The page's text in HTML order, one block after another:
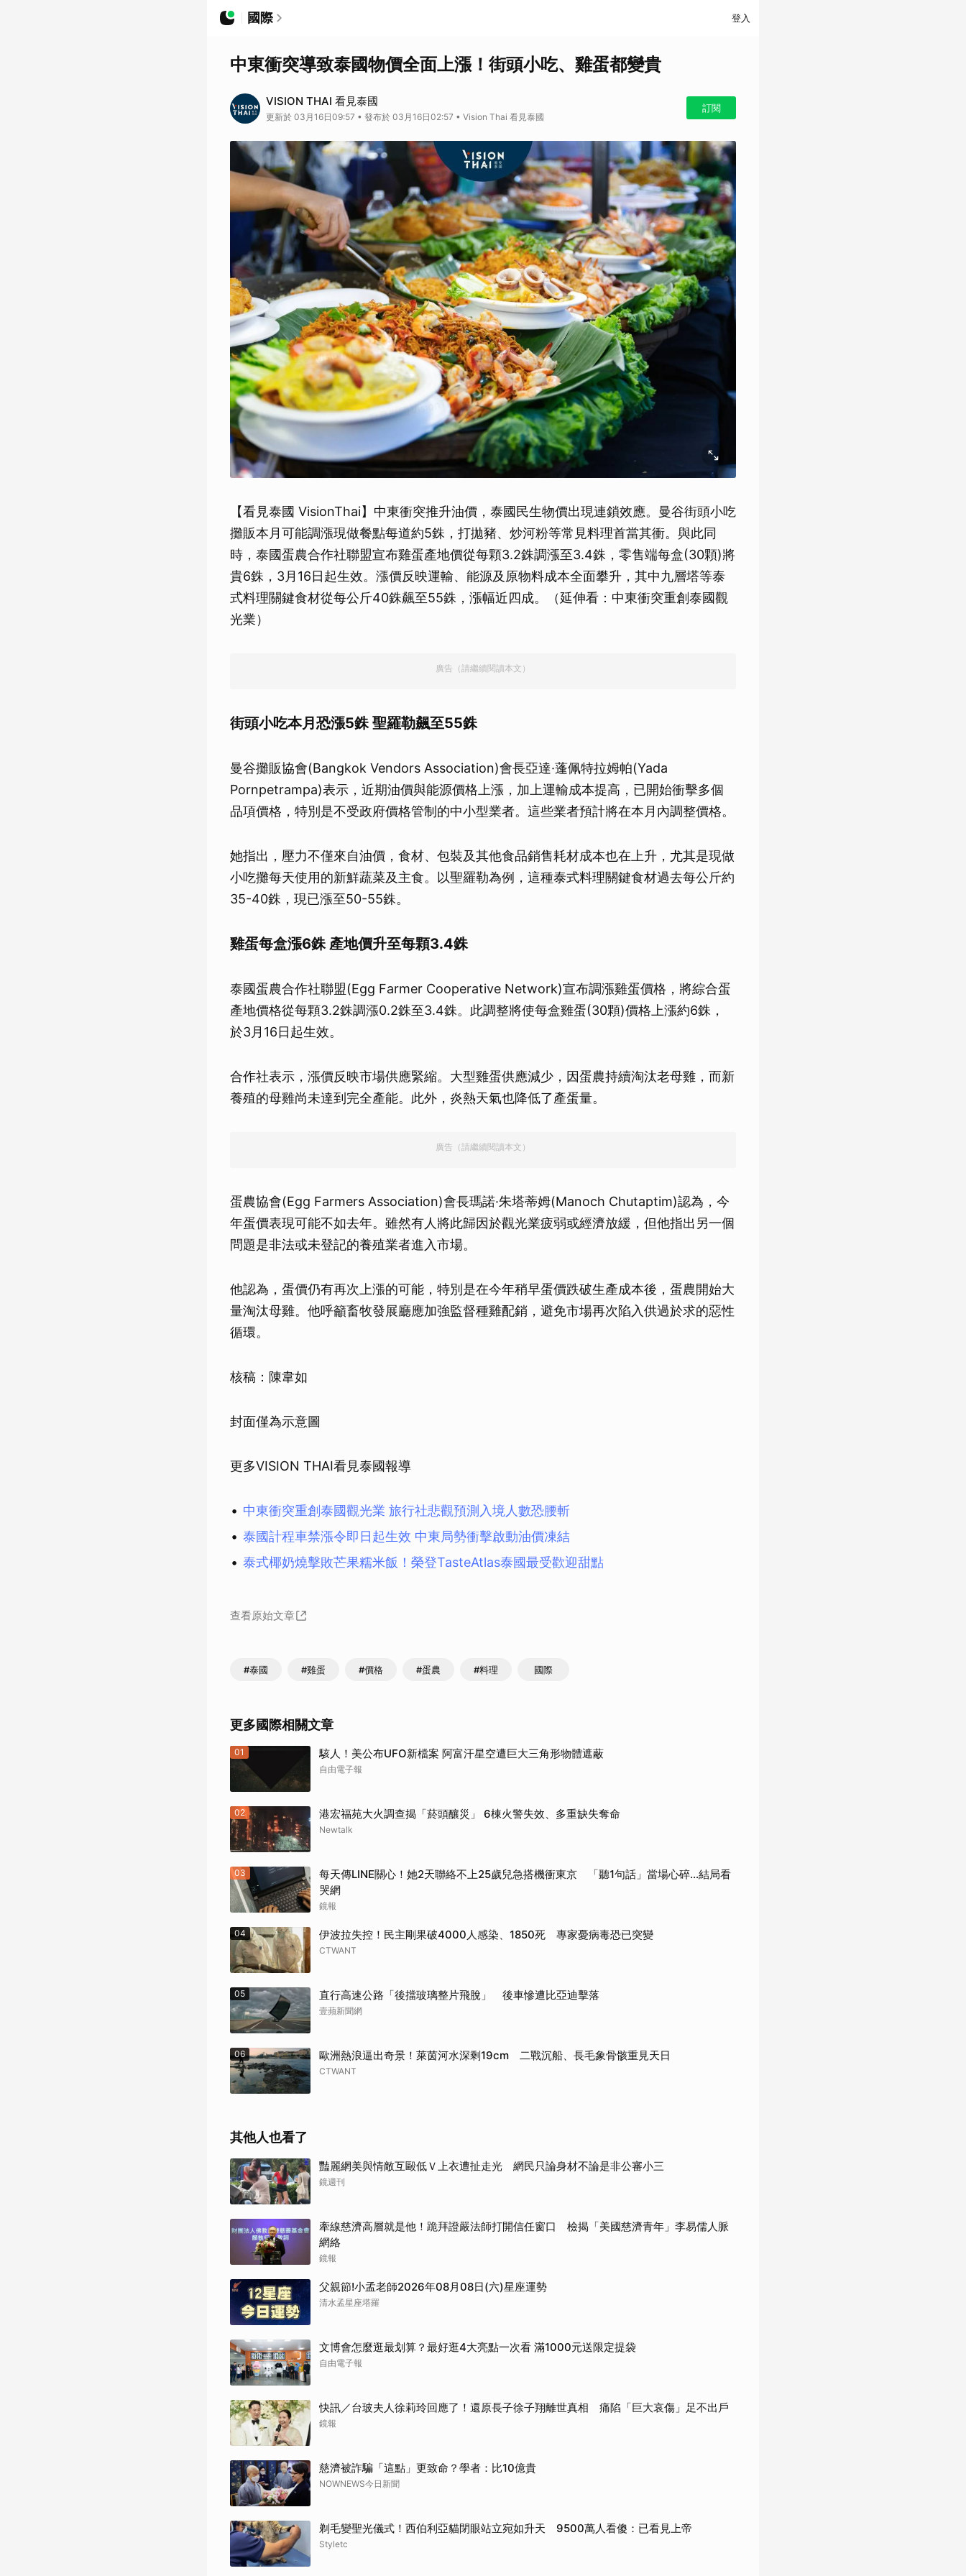
國際 登入
中東衝突導致泰國物價全面上漲！街頭小吃、雞蛋都變貴
VISION THAI 看見泰國
更新於 03月16日09:57 • 發布於 03月16日02:57 • Vision Thai 看見泰國
訂閱
【看見泰國 VisionThai】中東衝突推升油價，泰國民生物價出現連鎖效應。曼谷街頭小吃
攤販本月可能調漲現做餐點每道約5銖，打拋豬、炒河粉等常見料理首當其衝。與此同
時，泰國蛋農合作社聯盟宣布雞蛋產地價從每顆3.2銖調漲至3.4銖，零售端每盒(30顆)將
貴6銖，3月16日起生效。漲價反映運輸、能源及原物料成本全面攀升，其中九層塔等泰
式料理關鍵食材從每公斤40銖飆至55銖，漲幅近四成。（延伸看：中東衝突重創泰國觀
光業）
廣告（請繼續閱讀本文）
街頭小吃本月恐漲5銖 聖羅勒飆至55銖
曼谷攤販協會(Bangkok Vendors Association)會長亞達·蓬佩特拉姆帕(Yada
Pornpetrampa)表示，近期油價與能源價格上漲，加上運輸成本提高，已開始衝擊多個
品項價格，特別是不受政府價格管制的中小型業者。這些業者預計將在本月內調整價格。
她指出，壓力不僅來自油價，食材、包裝及其他食品銷售耗材成本也在上升，尤其是現做
小吃攤每天使用的新鮮蔬菜及主食。以聖羅勒為例，這種泰式料理關鍵食材過去每公斤約
35-40銖，現已漲至50-55銖。
雞蛋每盒漲6銖 產地價升至每顆3.4銖
泰國蛋農合作社聯盟(Egg Farmer Cooperative Network)宣布調漲雞蛋價格，將綜合蛋
產地價格從每顆3.2銖調漲0.2銖至3.4銖。此調整將使每盒雞蛋(30顆)價格上漲約6銖，
於3月16日起生效。
合作社表示，漲價反映市場供應緊縮。大型雞蛋供應減少，因蛋農持續淘汰老母雞，而新
養殖的母雞尚未達到完全產能。此外，炎熱天氣也降低了產蛋量。
廣告（請繼續閱讀本文）
蛋農協會(Egg Farmers Association)會長瑪諾·朱塔蒂姆(Manoch Chutaptim)認為，今
年蛋價表現可能不如去年。雖然有人將此歸因於觀光業疲弱或經濟放緩，但他指出另一個
問題是非法或未登記的養殖業者進入市場。
他認為，蛋價仍有再次上漲的可能，特別是在今年稍早蛋價跌破生產成本後，蛋農開始大
量淘汰母雞。他呼籲畜牧發展廳應加強監督種雞配銷，避免市場再次陷入供過於求的惡性
循環。
核稿：陳韋如
封面僅為示意圖
更多VISION THAI看見泰國報導
中東衝突重創泰國觀光業 旅行社悲觀預測入境人數恐腰斬
泰國計程車禁漲令即日起生效 中東局勢衝擊啟動油價凍結
泰式椰奶燒擊敗芒果糯米飯！榮登TasteAtlas泰國最受歡迎甜點
查看原始文章
#泰國 #雞蛋 #價格 #蛋農 #料理 國際
更多國際相關文章
01 駭人！美公布UFO新檔案 阿富汗星空遭巨大三角形物體遮蔽
自由電子報
02 港宏福苑大火調查揭「菸頭釀災」 6棟火警失效、多重缺失奪命
Newtalk
03
每天傳LINE關心！她2天聯絡不上25歲兒急搭機衝東京 「聽1句話」當場心碎...結局看
哭網
鏡報
04 伊波拉失控！民主剛果破4000人感染、1850死 專家憂病毒恐已突變
CTWANT
05 直行高速公路「後擋玻璃整片飛脫」 後車慘遭比亞迪擊落
壹蘋新聞網
06 歐洲熱浪逼出奇景！萊茵河水深剩19cm 二戰沉船、長毛象骨骸重見天日
CTWANT
其他人也看了
豔麗網美與情敵互毆低Ｖ上衣遭扯走光 網民只論身材不論是非公審小三
鏡週刊
牽線慈濟高層就是他！跪拜證嚴法師打開信任窗口 檢揭「美國慈濟青年」李易儒人脈
網絡
鏡報
父親節!小孟老師2026年08月08日(六)星座運勢
清水孟星座塔羅
文博會怎麼逛最划算？最好逛4大亮點一次看 滿1000元送限定提袋
自由電子報
快訊／台玻夫人徐莉玲回應了！還原長子徐子翔離世真相 痛陷「巨大哀傷」足不出戶
鏡報
慈濟被詐騙「這點」更致命？學者：比10億貴
NOWNEWS今日新聞
剃毛變聖光儀式！西伯利亞貓閉眼站立宛如升天 9500萬人看傻：已看見上帝
Styletc